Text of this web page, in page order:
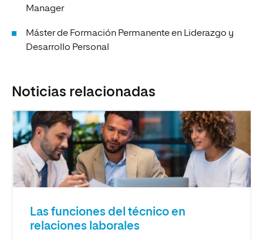
Manager
Máster de Formación Permanente en Liderazgo y
Desarrollo Personal
Noticias relacionadas
Las funciones del técnico en
relaciones laborales